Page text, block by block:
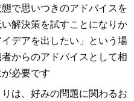
で思いつきのアドバイスを
解決策を試すことになりか
デアを出したい」という場
からのアドバイスとして相
必要です
は、好みの問題に関わるお